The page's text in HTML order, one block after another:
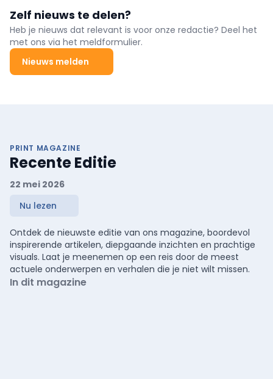
Zelf nieuws te delen?
Heb je nieuws dat relevant is voor onze redactie? Deel het
met ons via het meldformulier.
Nieuws melden
PRINT MAGAZINE
Recente Editie
22 mei 2026
Nu lezen
Ontdek de nieuwste editie van ons magazine, boordevol
inspirerende artikelen, diepgaande inzichten en prachtige
visuals. Laat je meenemen op een reis door de meest
actuele onderwerpen en verhalen die je niet wilt missen.
In dit magazine